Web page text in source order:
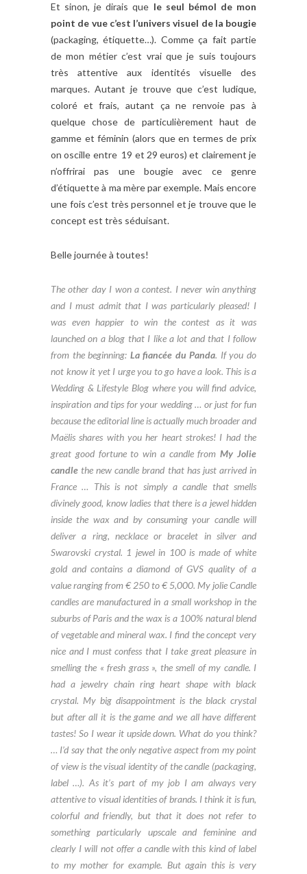
Et sinon, je dirais que le seul bémol de mon
point de vue c’est l’univers visuel de la bougie
(packaging, étiquette…). Comme ça fait partie
de mon métier c’est vrai que je suis toujours
très attentive aux identités visuelle des
marques. Autant je trouve que c’est ludique,
coloré et frais, autant ça ne renvoie pas à
quelque chose de particulièrement haut de
gamme et féminin (alors que en termes de prix
on oscille entre 19 et 29 euros) et clairement je
n’offrirai pas une bougie avec ce genre
d’étiquette à ma mère par exemple. Mais encore
une fois c’est très personnel et je trouve que le
concept est très séduisant.
Belle journée à toutes!
The other day I won a contest. I never win anything
and I must admit that I was particularly pleased! I
was even happier to win the contest as it was
launched on a blog that I like a lot and that I follow
from the beginning: La fiancée du Panda. If you do
not know it yet I urge you to go have a look. This is a
Wedding & Lifestyle Blog where you will find advice,
inspiration and tips for your wedding … or just for fun
because the editorial line is actually much broader and
Maëlis shares with you her heart strokes! I had the
great good fortune to win a candle fromMy Jolie
candle the new candlebrand that has just arrived in
France … This is not simply a candle that smells
divinely good, know ladies that there is a jewel hidden
inside the wax and by consuming your candle will
deliver a ring, necklace or bracelet in silver and
Swarovski crystal. 1 jewel in 100 is made of white
gold and contains a diamond of GVS quality of a
value ranging from € 250 to € 5,000. My jolie Candle
candles are manufactured in a small workshop in the
suburbs of Paris and the wax is a 100% natural blend
of vegetable and mineral wax. I find the concept very
nice and I must confess that I take great pleasure in
smelling the « fresh grass », the smell of my candle. I
had a jewelry chain ring heart shape with black
crystal. My big disappointment is the black crystal
but after all it is the game and we all have different
tastes! So I wear it upside down. What do you think?
… I’d say that the only negative aspect from my point
of view is the visual identity of the candle (packaging,
label …). As it’s part of my job I am always very
attentive to visual identities of brands. I think it is fun,
colorful and friendly, but that it does not refer to
something particularly upscale and feminine and
clearly I will not offer a candle with this kind of label
to my mother for example. But again this is very